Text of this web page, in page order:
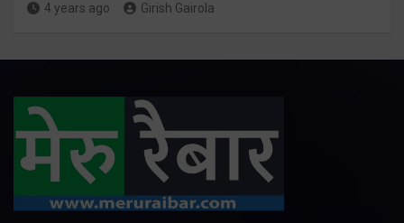
4 years ago Girish Gairola